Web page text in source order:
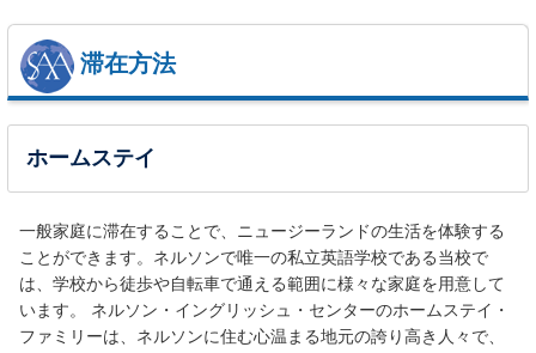
滞在方法
ホームステイ
一般家庭に滞在することで、ニュージーランドの生活を体験する
ことができます。ネルソンで唯一の私立英語学校である当校で
は、学校から徒歩や自転車で通える範囲に様々な家庭を用意して
います。 ネルソン・イングリッシュ・センターのホームステイ・
ファミリーは、ネルソンに住む心温まる地元の誇り高き人々で、